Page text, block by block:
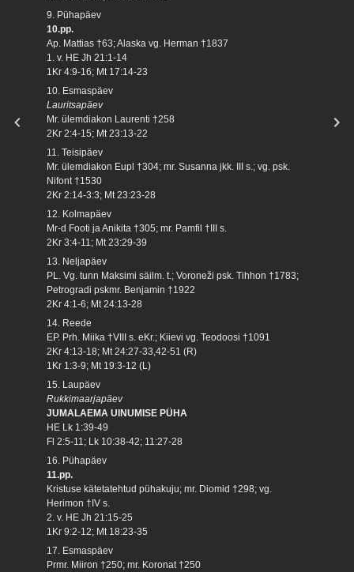
9. Pühapäev
10.pp.
Ap. Mattias †63; Alaska vg. Herman †1837
1. v. HE Jh 21:1-14
1Kr 4:9-16; Mt 17:14-23
10. Esmaspäev
Lauritsapäev
Mr. ülemdiakon Laurenti †258
2Kr 2:4-15; Mt 23:13-22
11. Teisipäev
Mr. ülemdiakon Eupl †304; mr. Susanna jkk. III s.; vg. psk.
Nifont †1530
2Kr 2:14-3:3; Mt 23:23-28
12. Kolmapäev
Mr-d Footi ja Anikita †305; mr. Pamfil †III s.
2Kr 3:4-11; Mt 23:29-39
13. Neljapäev
PL. Vg. tunn Maksimi säilm. t.; Voroneži psk. Tihhon †1783;
Petrogradi pskmr. Benjamin †1922
2Kr 4:1-6; Mt 24:13-28
14. Reede
EP. Prh. Miika †VIII s. eKr.; Kiievi vg. Teodoosi †1091
2Kr 4:13-18; Mt 24:27-33,42-51 (R)
1Kr 1:3-9; Mt 19:3-12 (L)
15. Laupäev
Rukkimaarjapäev
JUMALAEMA UINUMISE PÜHA
HE Lk 1:39-49
Fl 2:5-11; Lk 10:38-42; 11:27-28
16. Pühapäev
11.pp.
Kristuse kätetatehtud pühakuju; mr. Diomid †298; vg.
Herimon †IV s.
2. v. HE Jh 21:15-25
1Kr 9:2-12; Mt 18:23-35
17. Esmaspäev
Prmr. Miiron †250; mr. Koronat †250